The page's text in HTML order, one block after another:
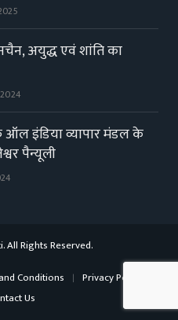
अयुद्ध एवं शांति का
इंडिया व्यापार मंडल के
पैन्यूली
All Rights Reserved.
Conditions
Privacy Policy
Us